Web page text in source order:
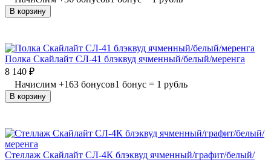
В корзину
Полка Скайлайт СЛ-41 блэквуд ячменный/белый/меренга
8 140 ₽
Начислим +163 бонусов1 бонус = 1 рубль
В корзину
Стеллаж Скайлайт СЛ-4К блэквуд ячменный/графит/белый/